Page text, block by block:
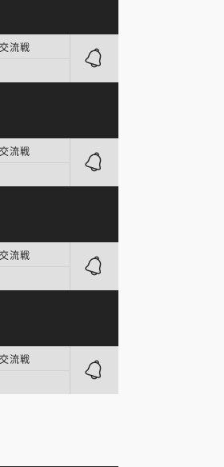
流戦
流戦
流戦
流戦